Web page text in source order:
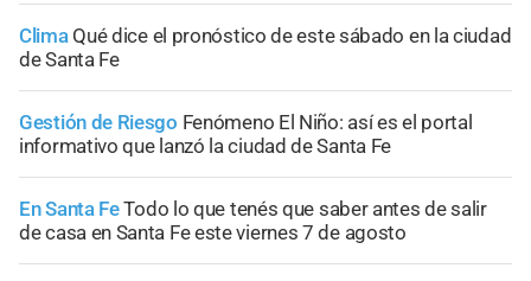
Clima Qué dice el pronóstico de este sábado en la ciudad
de Santa Fe
Gestión de Riesgo Fenómeno El Niño: así es el portal
informativo que lanzó la ciudad de Santa Fe
En Santa FeTodo lo que tenés que saber antes de salir
de casa en Santa Fe este viernes 7 de agosto